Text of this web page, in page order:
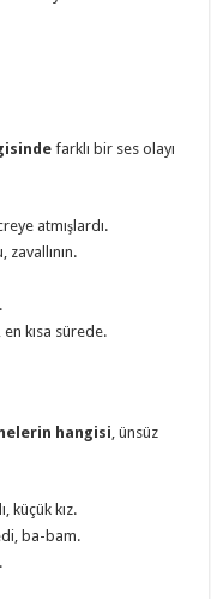
farklı bir ses olayı
atmışlardı.
kısa sürede.
hangisi, ünsüz
küçük kız.
ba-bam.